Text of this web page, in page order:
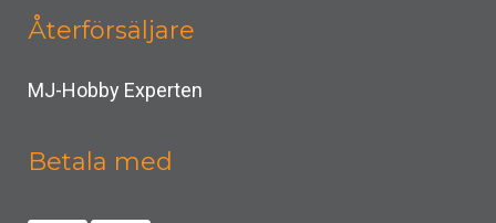
Återförsäljare
MJ-Hobby Experten
Betala med